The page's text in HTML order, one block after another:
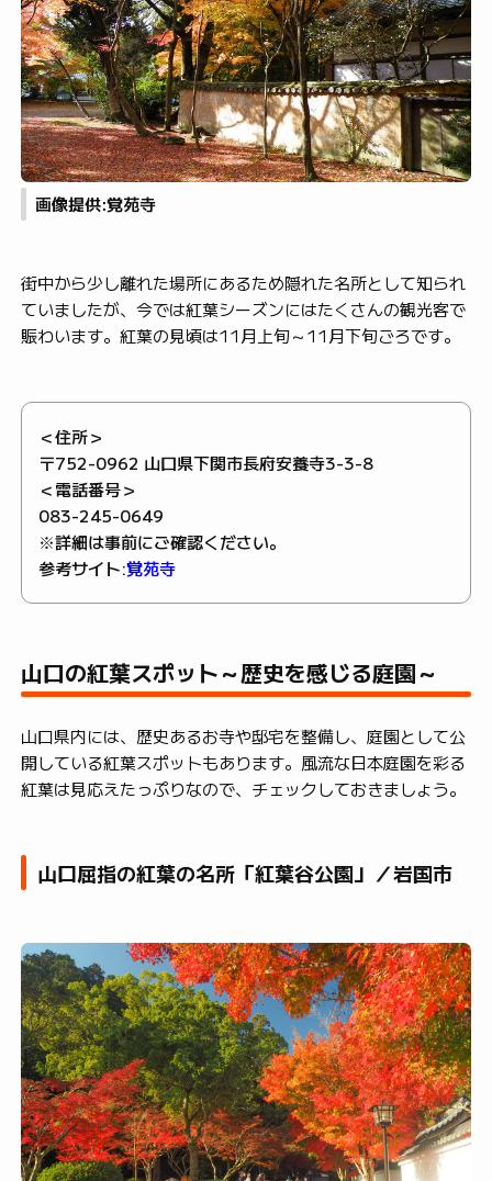
画像提供:覚苑寺
街中から少し離れた場所にあるため隠れた名所として知られ
ていましたが、今では紅葉シーズンにはたくさんの観光客で
賑わいます。紅葉の見頃は11月上旬～11月下旬ごろです。
＜住所＞
〒752-0962 山口県下関市長府安養寺3-3-8
＜電話番号＞
083-245-0649
※詳細は事前にご確認ください。
参考サイト:覚苑寺
山口の紅葉スポット～歴史を感じる庭園～
山口県内には、歴史あるお寺や邸宅を整備し、庭園として公
開している紅葉スポットもあります。風流な日本庭園を彩る
紅葉は見応えたっぷりなので、チェックしておきましょう。
山口屈指の紅葉の名所「紅葉谷公園」／岩国市